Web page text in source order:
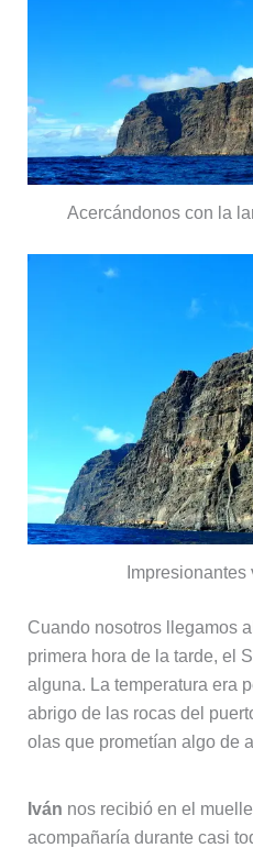
Acercándonos con la
Cuando nosotros llegamos
primera hora de la tarde, el
alguna. La temperatura era
abrigo de las rocas del
olas que prometían algo de
Iván nos recibió en el
acompañaría durante casi